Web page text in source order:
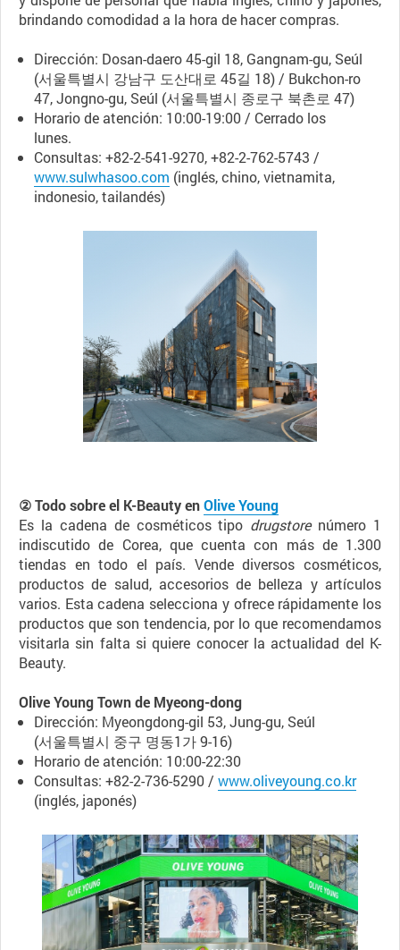
brindando comodidad a la hora de hacer compras.
Dirección: Dosan-daero 45-gil 18, Gangnam-gu, Seúl
(서울특별시 강남구 도산대로 45길 18) / Bukchon-ro
47, Jongno-gu, Seúl (서울특별시 종로구 북촌로 47)
Horario de atención: 10:00-19:00 / Cerrado los
lunes.
Consultas: +82-2-541-9270, +82-2-762-5743 /
www.sulwhasoo.com (inglés, chino, vietnamita,
indonesio, tailandés)
② Todo sobre el K-Beauty enOlive Young
Es la cadena de cosméticos tipo drugstorenúmero 1
indiscutido de Corea, que cuenta con más de 1.300
tiendas en todo el país. Vende diversos cosméticos,
productos de salud, accesorios de belleza y artículos
varios. Esta cadena selecciona y ofrece rápidamente los
productos que son tendencia, por lo que recomendamos
visitarla sin falta si quiere conocer la actualidad del K-
Beauty.
Olive Young Town de Myeong-dong
Dirección: Myeongdong-gil 53, Jung-gu, Seúl
(서울특별시 중구 명동1가 9-16)
Horario de atención: 10:00-22:30
Consultas: +82-2-736-5290 / www.oliveyoung.co.kr
(inglés, japonés)